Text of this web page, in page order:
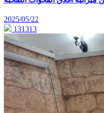
2025/05/22
131313